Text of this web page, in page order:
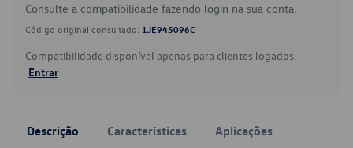
Consulte a compatibilidade fazendo login na sua conta.
Código original consultado: 1JE945096C
Compatibilidade disponível apenas para clientes logados.
Entrar
Descrição Características Aplicações